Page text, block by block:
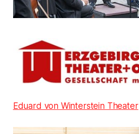
Eduard von Winterstein Theater